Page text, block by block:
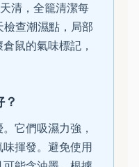
清，全籠清潔每
查潮濕點，局部
鼠的氣味標記，
它們吸濕力強，
揮發。避免使用